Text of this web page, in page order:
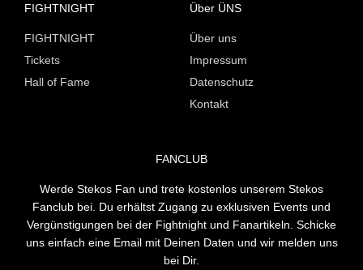
FIGHTNIGHT
FIGHTNIGHT
Tickets
Hall of Fame
Über ÜNS
Über uns
Impressum
Datenschutz
Kontakt
FANCLUB
Werde Stekos Fan und trete kostenlos unserem Stekos
Fanclub bei. Du erhältst Zugang zu exklusiven Events und
Vergünstigungen bei der Fightnight und Fanartikeln. Schicke
uns einfach eine Email mit Deinen Daten und wir melden uns
bei Dir.